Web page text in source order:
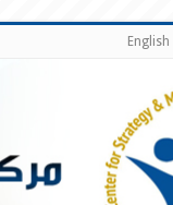
English